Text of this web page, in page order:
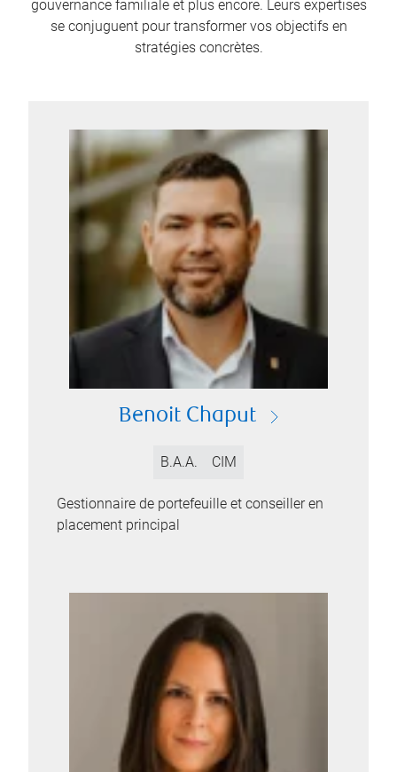
gouvernance familiale et plus encore. Leurs expertises
se conjuguent pour transformer vos objectifs en
stratégies concrètes.
Benoit Chaput
B.A.A. CIM
Gestionnaire de portefeuille et conseiller en
placement principal